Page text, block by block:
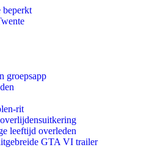
beperkt
groepsapp
rit
leeftijd overleden
GTA VI trailer